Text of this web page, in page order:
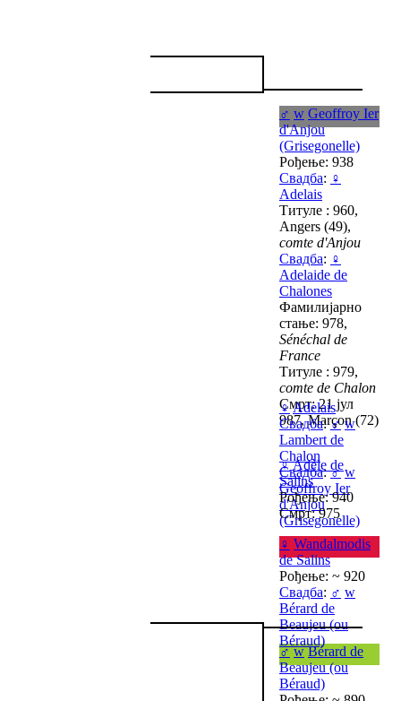
♂ w Geoffroy Ier
d'Anjou
(Grisegonelle)
Рођење: 938
Свадба: ♀
Adelais
Титуле : 960,
Angers (49),
comte d'Anjou
Свадба: ♀
Adelaide de
Chalones
Фамилијарно
стање: 978,
Sénéchal de
France
Титуле : 979,
comte de Chalon
Смрт: 21 јул
987, Marçon (72)
♀Adelais
Свадба:♂ w
Lambert de
Chalon
Свадба:♂ w
Geoffroy Ier
d'Anjou
(Grisegonelle)
♀Adèle de
Salins
Рођење: 940
Смрт: 975
♀ Wandalmodis
de Salins
Рођење: ~ 920
Свадба: ♂ w
Bérard de
Beaujeu (ou
Béraud)
♂ w Bérard de
Beaujeu (ou
Béraud)